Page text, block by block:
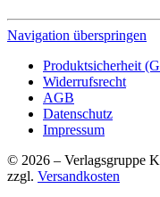
Navigation überspringen
Produktsicherheit
Widerrufsrecht
AGB
Datenschutz
Impressum
© 2026 – Verlagsgruppe
zzgl. Versandkosten